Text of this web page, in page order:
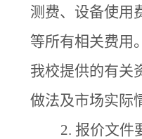
测费、设备使用
等所有相关费用
我校提供的有关
做法及市场实际
2. 报价文件